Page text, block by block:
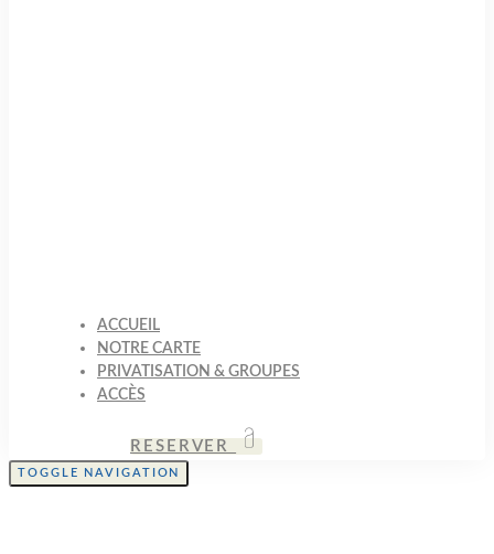
ACCUEIL
NOTRE CARTE
PRIVATISATION & GROUPES
ACCÈS
RESERVER
TOGGLE NAVIGATION